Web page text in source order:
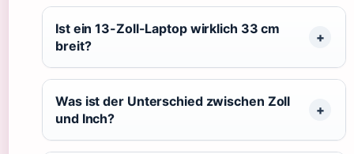
Ist ein 13-Zoll-Laptop wirklich 33 cm
breit?
Was ist der Unterschied zwischen Zoll
und Inch?